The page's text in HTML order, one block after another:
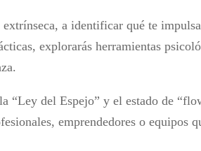
a identificar qué te
explorarás herramientas
del Espejo” y el estado de
emprendedores o equipos